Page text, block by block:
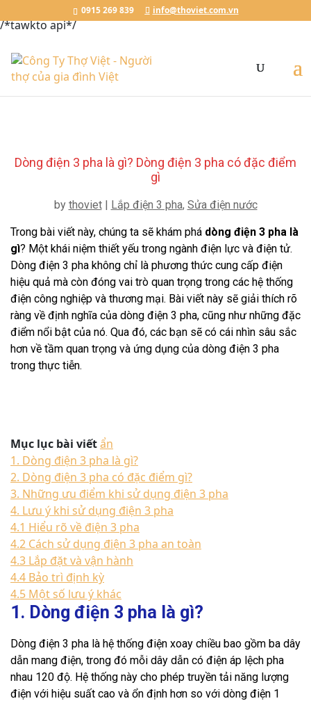
Chat với Thợ Việt0915.269.839
/*tawkto api*/
0915 269 839 info@thoviet.com.vn
Dòng điện 3 pha là gì? Dòng điện 3 pha có đặc điểm
gì
by thoviet| Lắp điện 3 pha, Sửa điện nước
Trong bài viết này, chúng ta sẽ khám phá dòng điện 3 pha là
gì? Một khái niệm thiết yếu trong ngành điện lực và điện tử.
Dòng điện 3 pha không chỉ là phương thức cung cấp điện
hiệu quả mà còn đóng vai trò quan trọng trong các hệ thống
điện công nghiệp và thương mại. Bài viết này sẽ giải thích rõ
ràng về định nghĩa của dòng điện 3 pha, cũng như những đặc
điểm nổi bật của nó. Qua đó, các bạn sẽ có cái nhìn sâu sắc
hơn về tầm quan trọng và ứng dụng của dòng điện 3 pha
trong thực tiễn.
Mục lục bài viếtẩn
1. Dòng điện 3 pha là gì?
2. Dòng điện 3 pha có đặc điểm gì?
3. Những ưu điểm khi sử dụng điện 3 pha
4. Lưu ý khi sử dụng điện 3 pha
4.1 Hiểu rõ về điện 3 pha
4.2 Cách sử dụng điện 3 pha an toàn
4.3 Lắp đặt và vận hành
4.4 Bảo trì định kỳ
4.5 Một số lưu ý khác
1. Dòng điện 3 pha là gì?
Dòng điện 3 pha là hệ thống điện xoay chiều bao gồm ba dây
dẫn mang điện, trong đó mỗi dây dẫn có điện áp lệch pha
nhau 120 độ. Hệ thống này cho phép truyền tải năng lượng
điện với hiệu suất cao và ổn định hơn so với dòng điện 1